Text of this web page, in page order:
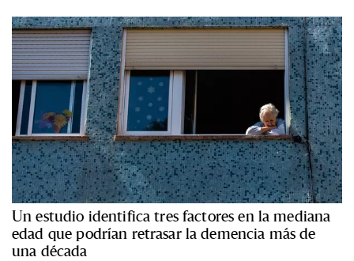
Un estudio identifica tres factores en la mediana
edad que podrían retrasar la demencia más de
una década